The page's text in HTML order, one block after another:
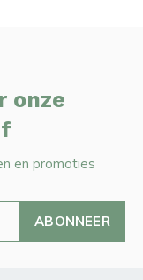
onze
en promoties
ABONNEER